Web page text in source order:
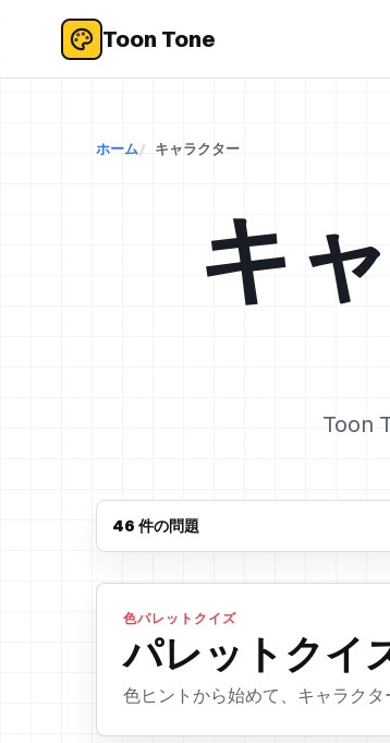
Toon Tone
ホーム キャラクター
キ
Toon
46 件の問題
色パレットクイズ
パレットクイ
色ヒントから始めて、キャラクタ